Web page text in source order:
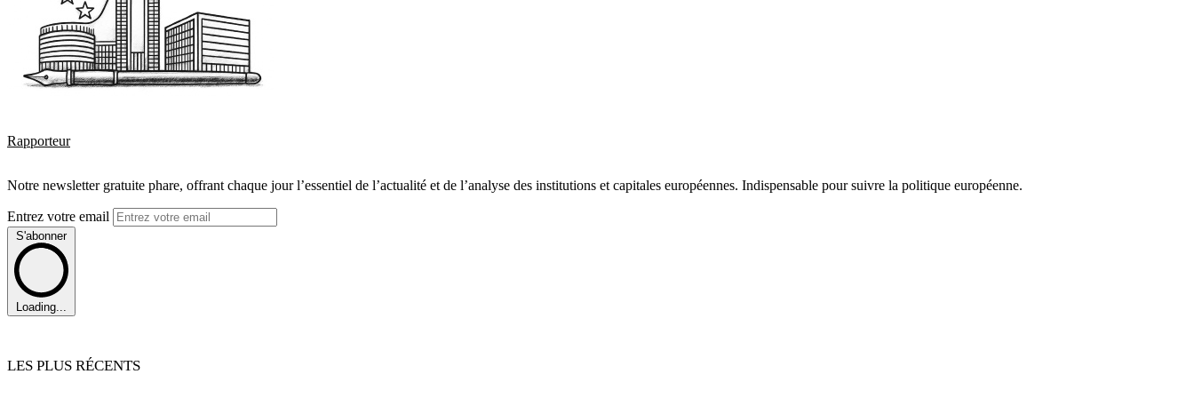
Rapporteur
Notre newsletter gratuite phare, offrant chaque jour l’essentiel de l’actualité et de l’analyse des institutions et capitales européennes. Indispensable pour suivre la politique européenne.
Entrez votre email
S'abonner
Loading...
LES PLUS RÉCENTS